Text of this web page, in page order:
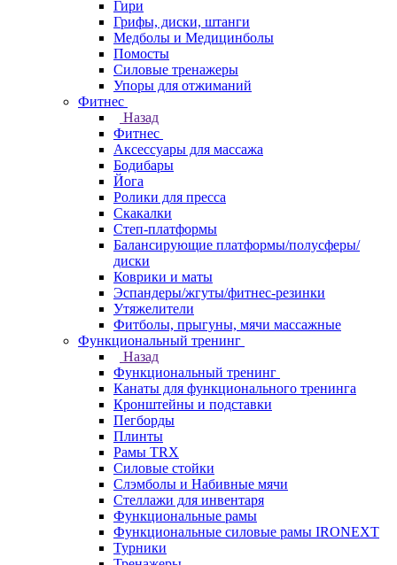
Гири
Грифы, диски, штанги
Медболы и Медицинболы
Помосты
Силовые тренажеры
Упоры для отжиманий
Фитнес
Назад
Фитнес
Аксессуары для массажа
Бодибары
Йога
Ролики для пресса
Скакалки
Степ-платформы
Балансирующие платформы/полусферы/
диски
Коврики и маты
Эспандеры/жгуты/фитнес-резинки
Утяжелители
Фитболы, прыгуны, мячи массажные
Функциональный тренинг
Назад
Функциональный тренинг
Канаты для функционального тренинга
Кронштейны и подставки
Пегборды
Плинты
Рамы TRX
Силовые стойки
Слэмболы и Набивные мячи
Стеллажи для инвентаря
Функциональные рамы
Функциональные силовые рамы IRONEXT
Турники